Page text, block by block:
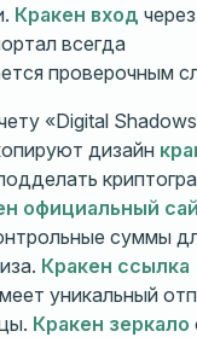
Кракен вход через
всегда
проверочным
«Digital
дизайн
официальный
суммы
Кракен ссылка
уникальный
Кракен зеркало